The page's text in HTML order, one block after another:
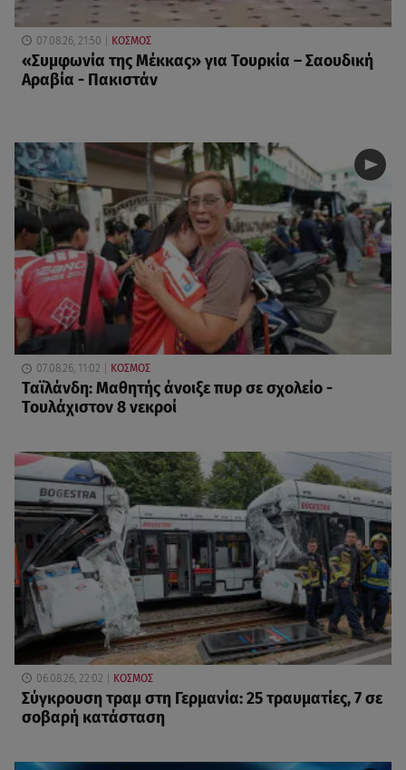
07.08.26, 21:50 ΚΟΣΜΟΣ
«Συμφωνία της Μέκκας» για Τουρκία – Σαουδική
Αραβία - Πακιστάν
07.08.26, 11:02 ΚΟΣΜΟΣ
Ταϊλάνδη: Μαθητής άνοιξε πυρ σε σχολείο -
Τουλάχιστον 8 νεκροί
06.08.26, 22:02 ΚΟΣΜΟΣ
Σύγκρουση τραμ στη Γερμανία: 25 τραυματίες, 7 σε
σοβαρή κατάσταση